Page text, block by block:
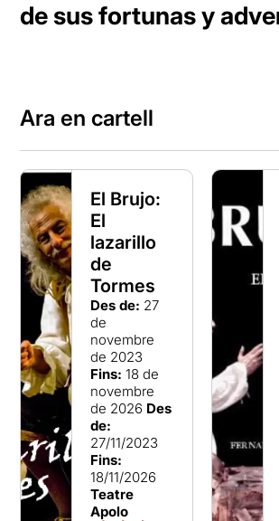
de sus fortunas y
Ara en cartell
El Brujo:
El
lazarillo
de
Tormes
Des de: 27
de
novembre
de 2023
Fins: 18 de
novembre
de 2026 Des
de:
27/11/2023
Fins:
18/11/2026
Teatre
Apolo